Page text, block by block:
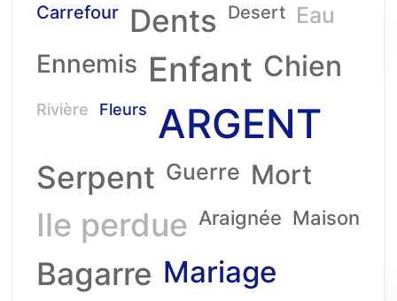
Carrefour Dents Desert Eau
Ennemis Enfant Chien
Rivière Fleurs ARGENT
Serpent Guerre Mort
Ile perdue Araignée Maison
Bagarre Mariage